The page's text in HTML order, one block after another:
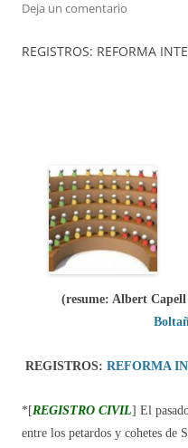
Deja un comentario
REGISTROS: REFORMA
(resume: Albert
REGISTROS: REFORMA
*[REGISTRO CIVIL] El
entre los petardos y cohetes de